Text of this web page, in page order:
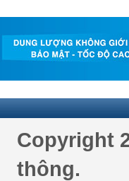
Copyright
thông.